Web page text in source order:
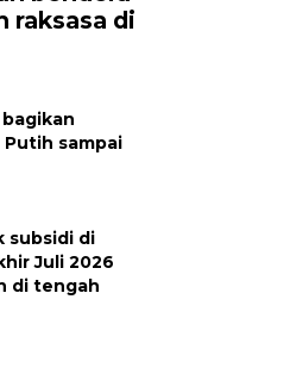
raksasa di
Putih sampai
subsidi di
Juli 2026
di tengah